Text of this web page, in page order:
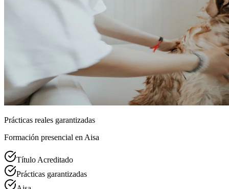
Prácticas reales garantizadas
Formación presencial en Aisa
Título Acreditado
Prácticas garantizadas